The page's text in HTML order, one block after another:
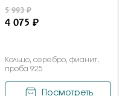
5 993 ₽
4 075 ₽
Кольцо, серебро, фианит,
проба 925
Посмотреть